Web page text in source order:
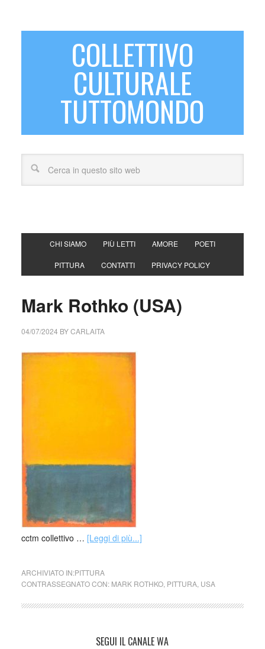
COLLETTIVO
CULTURALE
TUTTOMONDO
CHI SIAMO PIÙ LETTI AMORE POETI
PITTURA CONTATTI PRIVACY POLICY
Mark Rothko (USA)
04/07/2024 BYCARLAITA
cctm collettivo … [Leggi di più...]
ARCHIVIATO IN:PITTURA
CONTRASSEGNATO CON: MARK ROTHKO, PITTURA, USA
SEGUI IL CANALE WA